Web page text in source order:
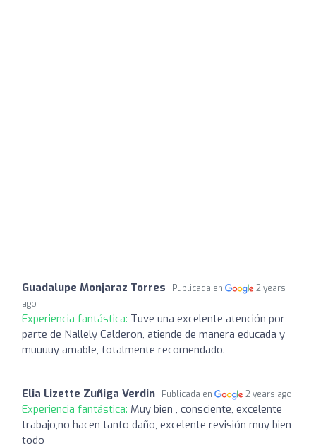
Guadalupe Monjaraz Torres Publicada en
2 years
ago
Experiencia fantástica: Tuve una excelente atención por
parte de Nallely Calderon, atiende de manera educada y
muuuuy amable, totalmente recomendado.
Elia Lizette Zuñiga Verdin Publicada en 2 years ago
Experiencia fantástica: Muy bien , consciente, excelente
trabajo,no hacen tanto daño, excelente revisión muy bien
todo